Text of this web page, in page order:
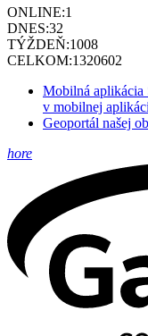
ONLINE:1
DNES:32
TÝŽDEŇ:1008
CELKOM:1320602
Mobilná aplikácia
v mobilnej
Geoportál našej
hore